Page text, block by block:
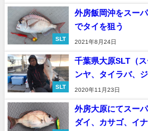
SLT
外房飯岡沖をスー
でタイを狙う
2021年8月24日
SLT
千葉県大原SLT（
ンヤ、タイラバ、
2020年11月23日
外房大原にてスー
ダイ、カサゴ、イ